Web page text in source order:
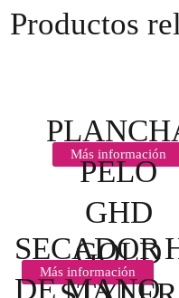
Productos
PELO
GHD
GOLD
Más información
SECADOR
DE MANO
Más información